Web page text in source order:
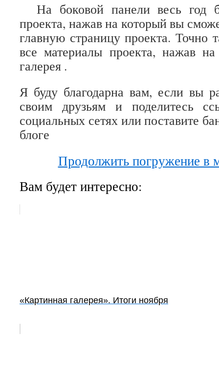
На боковой панели весь год
проекта, нажав на который вы
главную страницу проекта. Точно
все материалы проекта, нажав
галерея .
Я буду благодарна вам, если вы
своим друзьям и поделитесь
социальных сетях или поставите
блоге
Продолжить погружение в
Вам будет интересно:
«Картинная галерея». Итоги ноября